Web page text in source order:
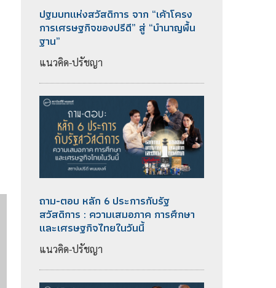
ปฐมบทแห่งสวัสดิการ จาก “เค้าโครง
การเศรษฐกิจของปรีดี” สู่ “บำนาญพื้น
ฐาน”
แนวคิด-ปรัชญา
ถาม-ตอบ หลัก 6 ประการกับรัฐ
สวัสดิการ : ความเสมอภาค การศึกษา
และเศรษฐกิจไทยในวันนี้
แนวคิด-ปรัชญา